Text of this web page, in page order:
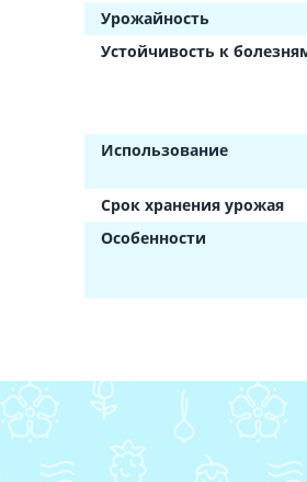
Урожайность
Устойчивость к
Использование
Срок хранения урожая
Особенности